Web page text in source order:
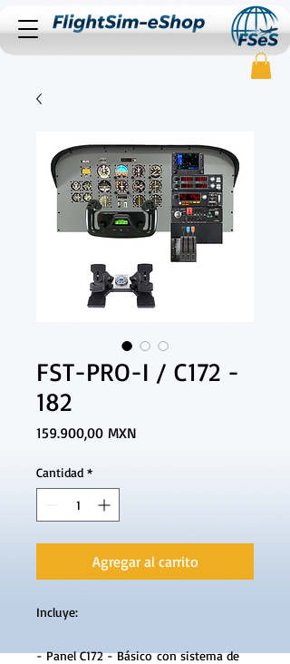
FST-PRO-I / C172 -
182
159.900,00 MXN
Cantidad *
Agregar al carrito
Incluye:
- Panel C172 - Básico con sistema de